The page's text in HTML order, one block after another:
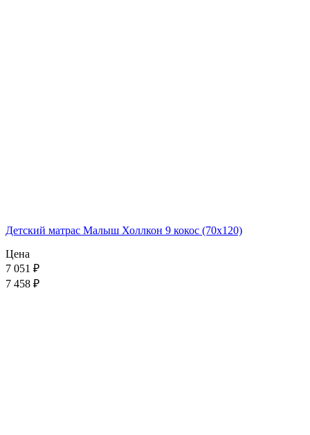
Детский матрас Малыш Холлкон 9 кокос (70x120)
Цена
7 051 ₽
7 458 ₽